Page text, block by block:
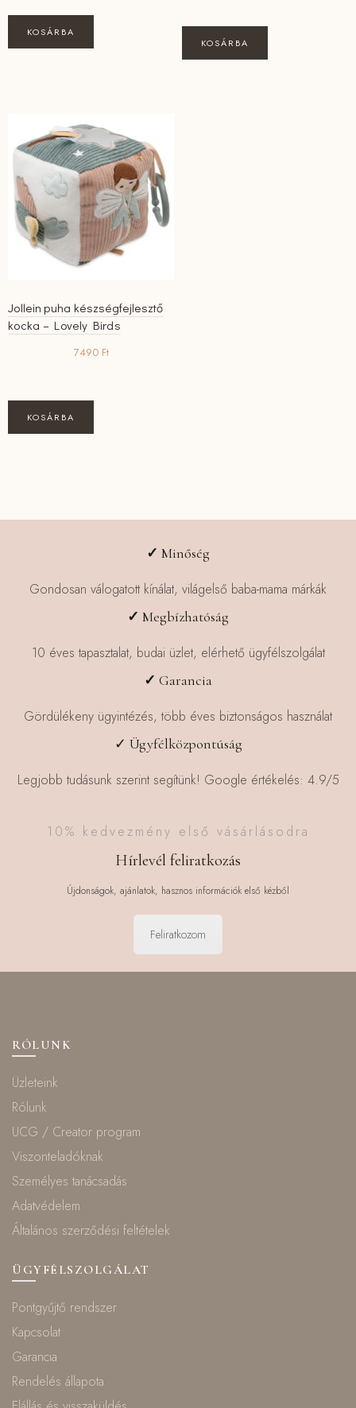
KOSÁRBA
KOSÁRBA
Jollein puha készségfejlesztő
kocka – Lovely Birds
7490 Ft
KOSÁRBA
✓ Minőség
Gondosan válogatott kínálat, világelső baba-mama márkák
✓ Megbízhatóság
10 éves tapasztalat, budai üzlet, elérhető ügyfélszolgálat
✓ Garancia
Gördülékeny ügyintézés, több éves biztonságos használat
✓ Ügyfélközpontúság
Legjobb tudásunk szerint segítünk! Google értékelés: 4.9/5
10% kedvezmény első vásárlásodra
Hírlevél feliratkozás
Újdonságok, ajánlatok, hasznos információk első kézből
Feliratkozom
RÓLUNK
Üzleteink
Rólunk
UCG / Creator program
Viszonteladóknak
Személyes tanácsadás
Adatvédelem
Általános szerződési feltételek
ÜGYFÉLSZOLGÁLAT
Pontgyűjtő rendszer
Kapcsolat
Garancia
Rendelés állapota